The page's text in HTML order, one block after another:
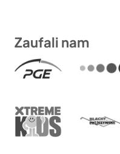
Zaufali nam